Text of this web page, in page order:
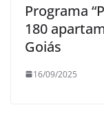
Programa
180
Goiás
16/09/2025